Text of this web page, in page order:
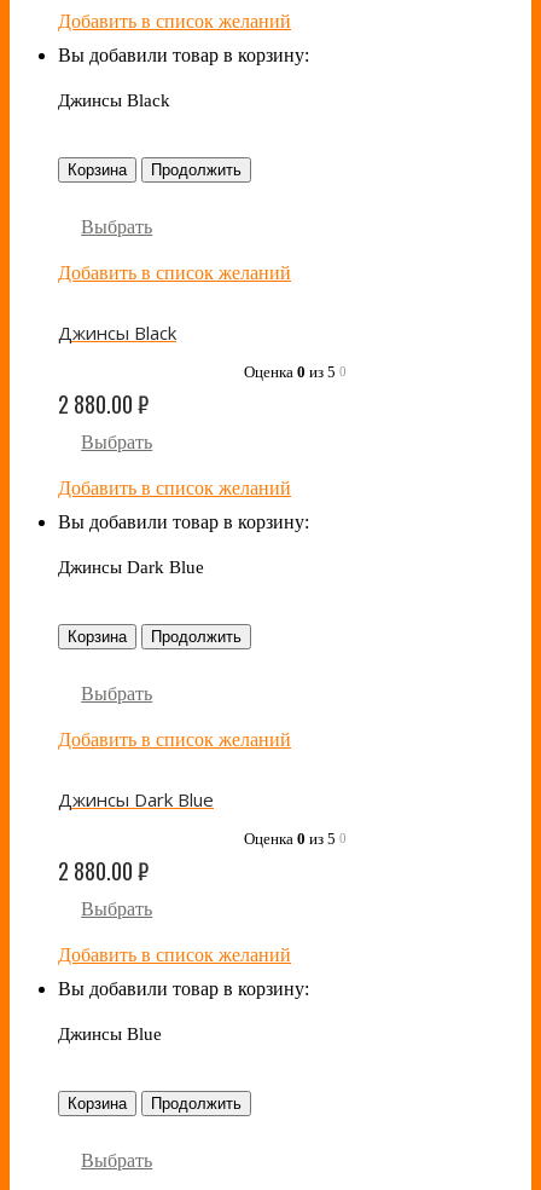
Добавить в список желаний
Вы добавили товар в корзину:
Джинсы Black
Корзина Продолжить
Выбрать
Добавить в список желаний
Джинсы Black
Оценка 0 из 5 0
2 880.00₽
Выбрать
Добавить в список желаний
Вы добавили товар в корзину:
Джинсы Dark Blue
Корзина Продолжить
Выбрать
Добавить в список желаний
Джинсы Dark Blue
Оценка 0 из 5 0
2 880.00₽
Выбрать
Добавить в список желаний
Вы добавили товар в корзину:
Джинсы Blue
Корзина Продолжить
Выбрать